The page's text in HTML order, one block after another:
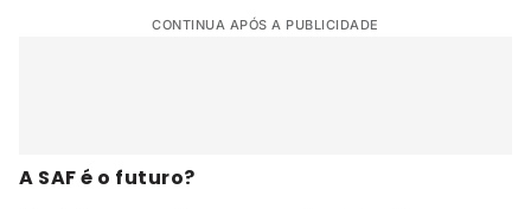
CONTINUA APÓS A PUBLICIDADE
A SAF é o futuro?